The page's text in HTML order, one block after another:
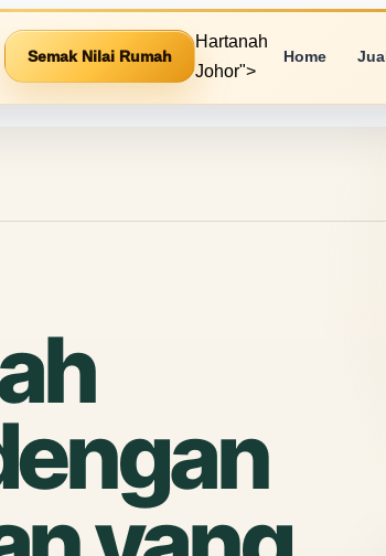
Semak Nilai Rumah
Hartanah
Johor">
Home